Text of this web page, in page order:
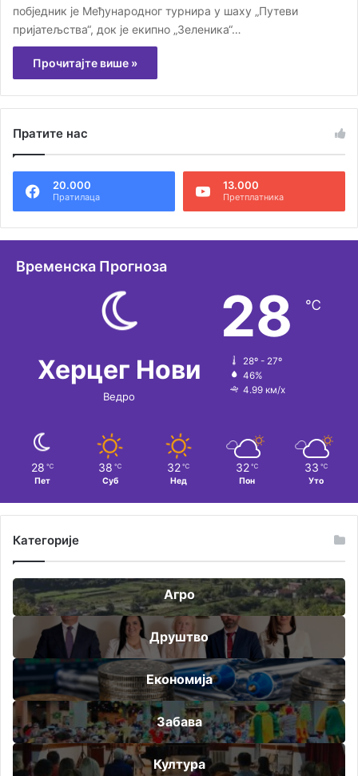
побједник је Међународног турнира у шаху „Путеви
пријатељства“, док је екипно „Зеленика“…
Прочитајте више »
Пратите нас
20.000
Пратилаца
13.000
Претплатника
Временска Прогноза
Херцег Нови
Ведро
28 ℃
28º - 27º
46%
4.99 км/х
28 ℃
Пет
38 ℃
Суб
32 ℃
Нед
32 ℃
Пон
33 ℃
Уто
Категорије
Агро
Друштво
Економија
Забава
Култура